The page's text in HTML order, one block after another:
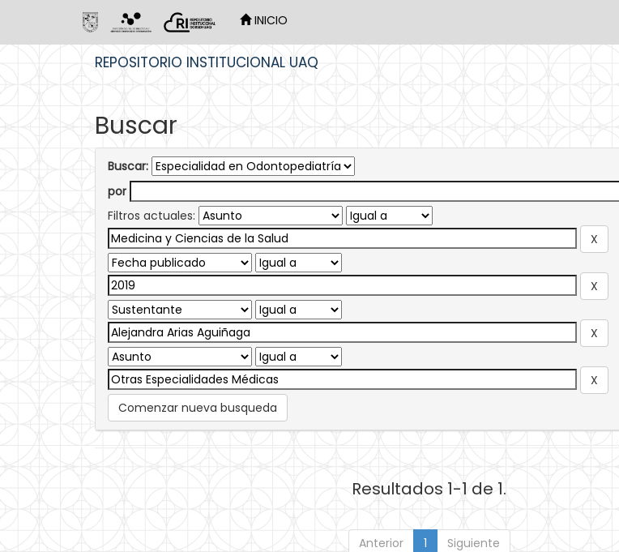
INICIO
REPOSITORIO INSTITUCIONAL UAQ
Buscar
Buscar:
por
Filtros actuales:
Comenzar nueva busqueda
Resultados 1-1 de 1.
Anterior 1 Siguiente